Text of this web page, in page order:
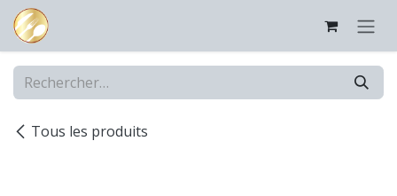
Se rendre au contenu
Tous les produits